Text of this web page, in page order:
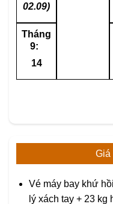
02.09)
Tháng
9:
14
Giá
Vé máy bay khứ
lý xách tay + 23 kg